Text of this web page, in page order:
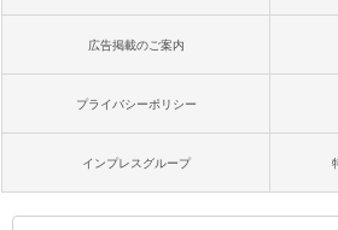
広告掲載のご案内
プライバシーポリシー
インプレスグループ